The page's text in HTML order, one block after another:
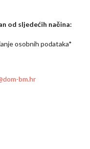
od sljedećih načina:
osobnih podataka*
bm.hr